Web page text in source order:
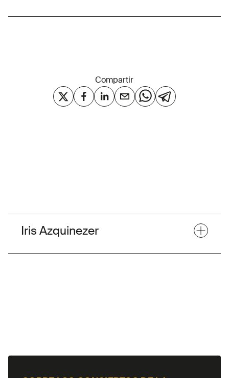
Compartir
Iris Azquinezer